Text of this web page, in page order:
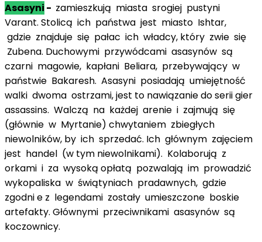
Asasyni - zamieszkują miasta srogiej pustyni
Varant. Stolicą ich państwa jest miasto Ishtar,
gdzie znajduje się pałac ich władcy, który zwie się
Zubena. Duchowymi przywódcami asasynów są
czarni magowie, kapłani Beliara, przebywający w
państwie Bakaresh. Asasyni posiadają umiejętność
walki dwoma ostrzami, jest to nawiązanie do serii gier
assassins. Walczą na każdej arenie i zajmują się
(głównie w Myrtanie) chwytaniem zbiegłych
niewolników, by ich sprzedać. Ich głównym zajęciem
jest handel (w tym niewolnikami). Kolaborują z
orkami i za wysoką opłatą pozwalają im prowadzić
wykopaliska w świątyniach pradawnych, gdzie
zgodni e z legendami zostały umieszczone boskie
artefakty. Głównymi przeciwnikami asasynów są
koczownicy.